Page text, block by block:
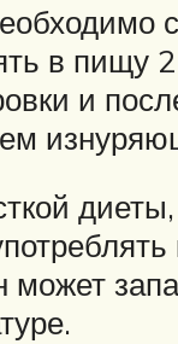
в пищу
и